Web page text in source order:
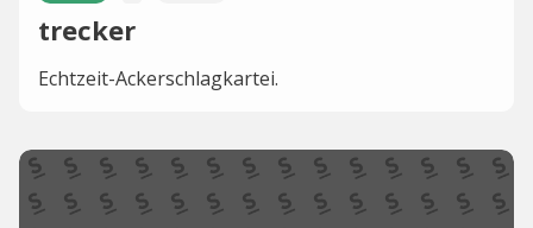
trecker
Echtzeit-Ackerschlagkartei.